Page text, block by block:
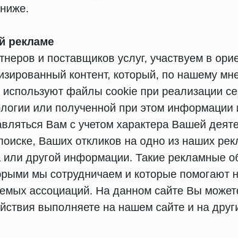
рекламе
и поставщиков услуг, участвуем в
контент, который, по нашему
файлы cookie при реализации
или полученной при этом
Вам с учетом характера Вашей
Ваших откликов на одно из наших
другой информации. Такие рекламные
мы сотрудничаем и которые
ассоциаций. На данном сайте Вы
выполняете на нашем сайте и на